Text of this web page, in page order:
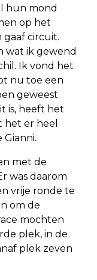
hun mond
op het
gaaf circuit.
wat ik gewend
Ik vond het
nu toe een
geweest.
is, heeft het
het er heel
met de
was daarom
vrije ronde te
om de
mochten
plek, in de
plek zeven